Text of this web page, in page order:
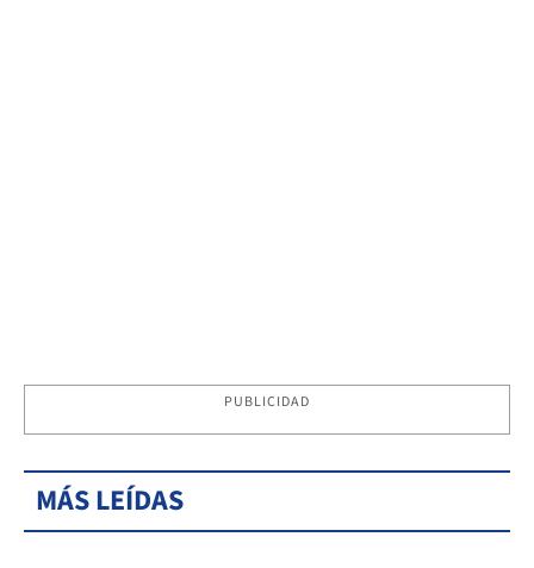
PUBLICIDAD
MÁS LEÍDAS